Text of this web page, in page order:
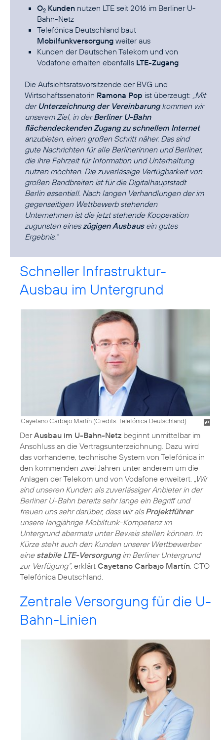
O2 Kunden nutzen LTE seit 2016 im Berliner U-
Bahn-Netz
Telefónica Deutschland baut
Mobilfunkversorgung weiter aus
Kunden der Deutschen Telekom und von
Vodafone erhalten ebenfalls LTE-Zugang
Die Aufsichtsratsvorsitzende der BVG und
Wirtschaftssenatorin Ramona Pop ist überzeugt: „Mit
der Unterzeichnung der Vereinbarungkommen wir
unserem Ziel, in derBerliner U-Bahn
flächendeckenden Zugang zu schnellem Internet
anzubieten, einen großen Schritt näher. Das sind
gute Nachrichten für alle Berlinerinnen und Berliner,
die ihre Fahrzeit für Information und Unterhaltung
nutzen möchten. Die zuverlässige Verfügbarkeit von
großen Bandbreiten ist für die Digitalhauptstadt
Berlin essentiell. Nach langen Verhandlungen der im
gegenseitigen Wettbewerb stehenden
Unternehmen ist die jetzt stehende Kooperation
zugunsten eineszügigen Ausbausein gutes
Ergebnis.“
Schneller Infrastruktur-
Ausbau im Untergrund
Cayetano Carbajo Martín (Credits: Telefónica Deutschland)
DerAusbau im U-Bahn-Netz beginnt unmittelbar im
Anschluss an die Vertragsunterzeichnung. Dazu wird
das vorhandene, technische System von Telefónica in
den kommenden zwei Jahren unter anderem um die
Anlagen der Telekom und von Vodafone erweitert. „Wir
sind unseren Kunden als zuverlässiger Anbieter in der
Berliner U-Bahn bereits sehr lange ein Begriff und
freuen uns sehr darüber, dass wir als Projektführer
unsere langjährige Mobilfunk-Kompetenz im
Untergrund abermals unter Beweis stellen können. In
Kürze steht auch den Kunden unserer Wettbewerber
eine stabile LTE-Versorgungim Berliner Untergrund
zur Verfügung“, erklärt Cayetano Carbajo Martín, CTO
Telefónica Deutschland.
Zentrale Versorgung für die U-
Bahn-Linien